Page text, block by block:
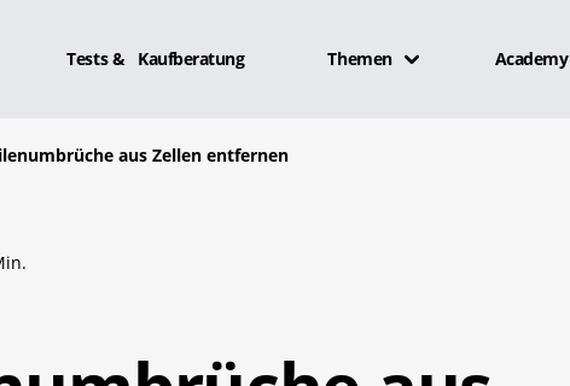
Tests & Kaufberatung Themen Academy
aus Zellen entfernen